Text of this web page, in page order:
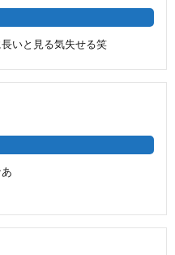
いと見る気失せる笑